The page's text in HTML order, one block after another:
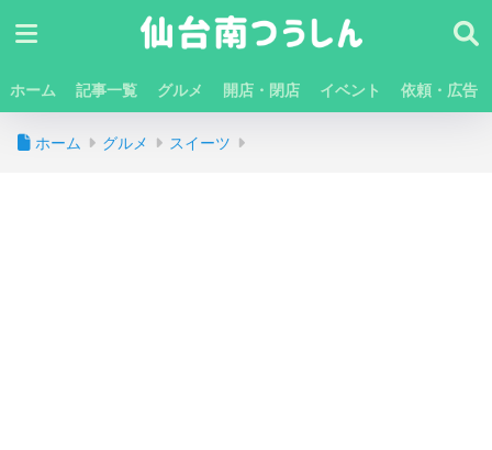
ホーム 記事一覧 グルメ 開店・閉店 イベント 依頼・広告
ホーム グルメ スイーツ